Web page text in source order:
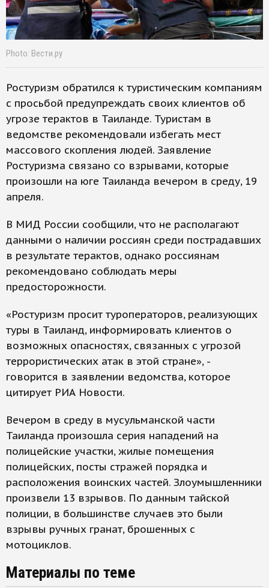
Photo: Вести.ру
Ростуризм обратился к туристическим компаниям
с просьбой предупреждать своих клиентов об
угрозе терактов в Таиланде. Туристам в
ведомстве рекомендовали избегать мест
массового скопления людей. Заявление
Ростуризма связано со взрывами, которые
произошли на юге Таиланда вечером в среду, 19
апреля.
В МИД России сообщили, что не располагают
данными о наличии россиян среди пострадавших
в результате терактов, однако россиянам
рекомендовано соблюдать меры
предосторожности.
«Ростуризм просит туроператоров, реализующих
туры в Таиланд, информировать клиентов о
возможных опасностях, связанных с угрозой
террористических атак в этой стране», -
говорится в заявлении ведомства, которое
цитирует РИА Новости.
Вечером в среду в мусульманской части
Таиланда произошла серия нападений на
полицейские участки, жилые помещения
полицейских, посты стражей порядка и
расположения воинских частей. Злоумышленники
произвели 13 взрывов. По данным тайской
полиции, в большинстве случаев это были
взрывы ручных гранат, брошенных с
мотоциклов.
Материалы по теме